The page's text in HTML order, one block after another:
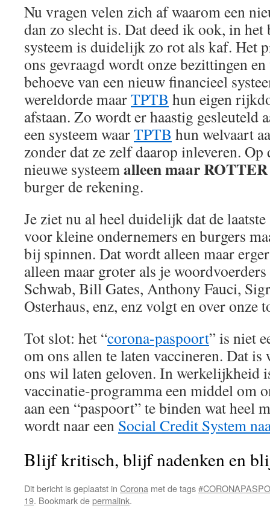
Nu vragen velen zich af waarom een
dan zo slecht is. Dat deed ik ook, in
systeem is duidelijk zo rot als kaf. Het
ons gevraagd wordt onze bezittingen
behoeve van een nieuw financieel
wereldorde maarTPTB hun eigen
afstaan. Zo wordt er haastig gesleuteld
een systeem waarTPTB hun welvaart
zonder dat ze zelf daarop inleveren.
nieuwe systeem alleen maar
burger de rekening.
Je ziet nu al heel duidelijk dat de
voor kleine ondernemers en burgers
bij spinnen. Dat wordt alleen maar
alleen maar groter als je
Schwab, Bill Gates, Anthony Fauci,
Osterhaus, enz, enz volgt en over onze
Tot slot: het “corona-paspoort” is niet
om ons allen te laten vaccineren. Dat is
ons wil laten geloven. In werkelijkheid
vaccinatie-programma een middel om
aan een “paspoort” te binden wat heel
wordt naar een Social Credit System
Blijf kritisch, blijf nadenken en
Dit bericht is geplaatst in Corona met de tags
19. Bookmark depermalink.